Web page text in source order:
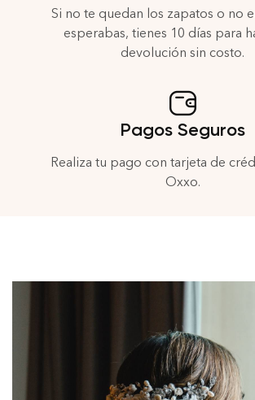
Si no te quedan los zapatos o no
esperabas, tienes 10 días para
devolución sin costo.
Pagos Seguros
Realiza tu pago con tarjeta de
Oxxo.